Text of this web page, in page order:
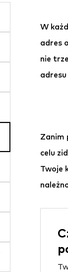
W
adres
nie
Zanim
celu
Twoje